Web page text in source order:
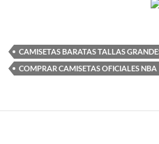
CAMISETAS BARATAS TALLAS
COMPRAR CAMISETAS OFICIALES NBA